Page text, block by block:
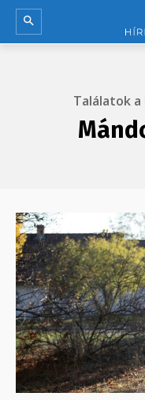
Találatok